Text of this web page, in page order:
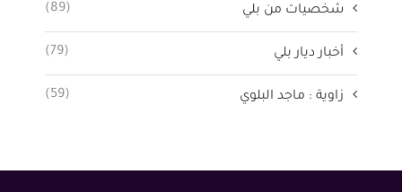
شخصيات من بلي (89)
أخبار ديار بلي (79)
زاوية : ماجد البلوي (59)